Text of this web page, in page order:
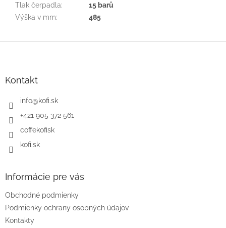
Tlak čerpadla:
15 barů
Výška v mm: 485
Kontakt
info@kofi.sk
+421 905 372 561
coffekofisk
kofi.sk
Informácie pre vás
Obchodné podmienky
Podmienky ochrany osobných údajov
Kontakty